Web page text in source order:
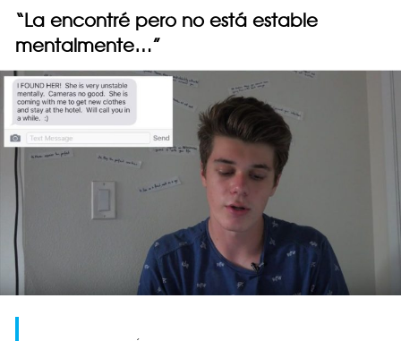
“La encontré pero no está estable
mentalmente…”